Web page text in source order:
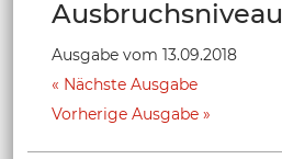
Ausbruchsniveau
Ausgabe vom 13.09.2018
Nächste Ausgabe
Vorherige Ausgabe